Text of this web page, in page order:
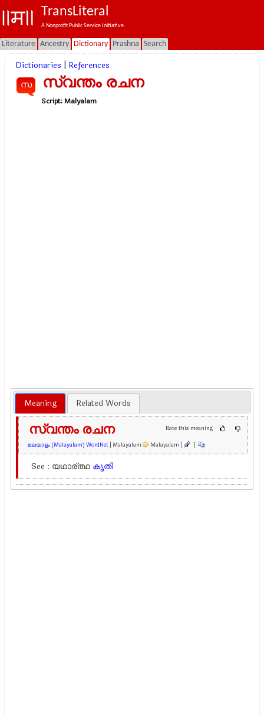
TransLiteral
A Nonprofit Public Service Initiative.
Literature Ancestry Dictionary Prashna Search
Dictionaries References
സ സ്വന്തം രചന
Script:Malyalam
Meaning Related Words
Rate this meaning
സ്വന്തം രചന
മലയാളം (Malayalam) WordNet | Malayalam Malayalam | |
See : യഥാര്ത്ഥ കൃതി